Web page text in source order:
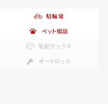
駐輪場
ペット相談
宅配ボックス
オートロック